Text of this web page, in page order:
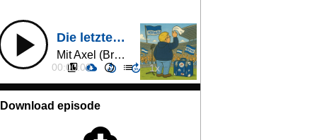
Die letzte Folge (159)
Mit Axel (Brandenburg) Magnus (Berlin) und Brehmchen (Hessen)
00:00:00
Download episode